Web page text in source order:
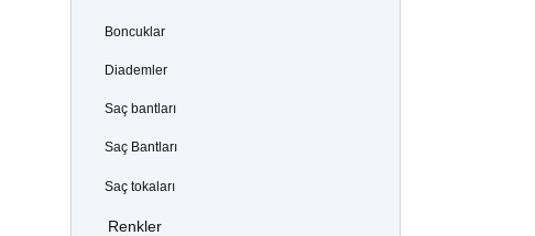
Boncuklar
Diademler
Saç bantları
Saç Bantları
Saç tokaları
Renkler